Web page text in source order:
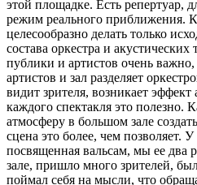
этой площадке. Есть репертуар,
режим реального приближения.
целесообразно делать только
состава оркестра и
публики и артистов очень
артистов и зал разделяет
видит зрителя, возникает
каждого спектакля это
атмосферу в большом зале
сцена это более, чем позволяет.
посвященная вальсам, мы ее два
зале, пришло много зрителей,
поймал себя на мысли, что